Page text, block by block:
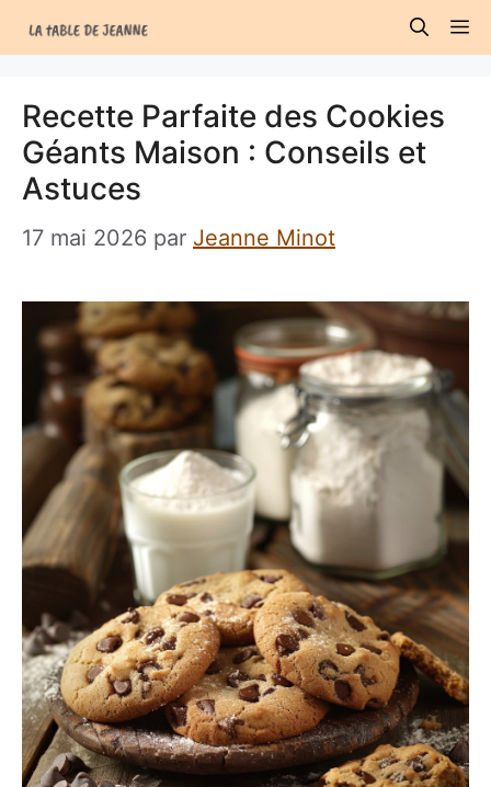
au
Recette Parfaite des Cookies
Géants Maison : Conseils et
Astuces
17 mai 2026 par Jeanne Minot